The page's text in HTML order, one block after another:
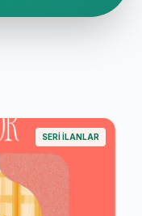
SERI ILANLAR